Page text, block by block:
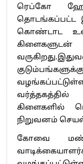
ரெப்கோ
தொடங்கப்பட்ட
கொண்டாட
கிளைகளுடன்
நிறுவனம்
கோவை